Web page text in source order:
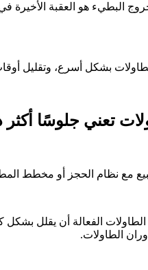
البطيء هو العقبة الأخيرة
بشكل أسرع، وتقليل
تعني جلوسًا أكثر
مع نظام الحجز أو مخطط
الطاولات الفعالة أن يقلل
الطاولات.